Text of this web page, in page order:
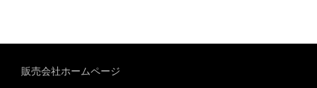
販売会社ホームページ